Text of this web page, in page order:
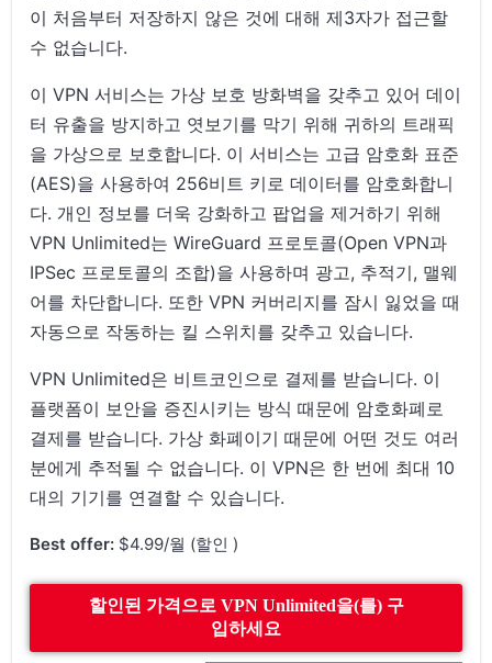
이 처음부터 저장하지 않은 것에 대해 제3자가 접근할
수 없습니다.
이 VPN 서비스는 가상 보호 방화벽을 갖추고 있어 데이
터 유출을 방지하고 엿보기를 막기 위해 귀하의 트래픽
을 가상으로 보호합니다. 이 서비스는 고급 암호화 표준
(AES)을 사용하여 256비트 키로 데이터를 암호화합니
다. 개인 정보를 더욱 강화하고 팝업을 제거하기 위해
VPN Unlimited는 WireGuard 프로토콜(Open VPN과
IPSec 프로토콜의 조합)을 사용하며 광고, 추적기, 맬웨
어를 차단합니다. 또한 VPN 커버리지를 잠시 잃었을 때
자동으로 작동하는 킬 스위치를 갖추고 있습니다.
VPN Unlimited은 비트코인으로 결제를 받습니다. 이
플랫폼이 보안을 증진시키는 방식 때문에 암호화폐로
결제를 받습니다. 가상 화폐이기 때문에 어떤 것도 여러
분에게 추적될 수 없습니다. 이 VPN은 한 번에 최대 10
대의 기기를 연결할 수 있습니다.
Best offer: $4.99/월 (할인 )
할인된 가격으로 VPN Unlimited을(를) 구
입하세요